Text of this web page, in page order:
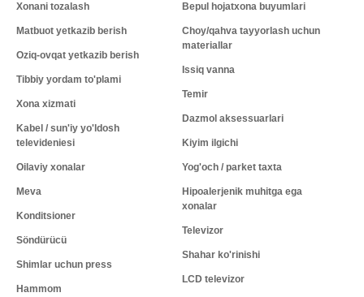
Xonani tozalash
Matbuot yetkazib berish
Oziq-ovqat yetkazib berish
Tibbiy yordam to'plami
Xona xizmati
Kabel / sun'iy yo'ldosh
televideniesi
Oilaviy xonalar
Meva
Konditsioner
Söndürücü
Shimlar uchun press
Hammom
Bepul hojatxona buyumlari
Choy/qahva tayyorlash uchun
materiallar
Issiq vanna
Temir
Dazmol aksessuarlari
Kiyim ilgichi
Yog'och / parket taxta
Hipoalerjenik muhitga ega
xonalar
Televizor
Shahar ko'rinishi
LCD televizor